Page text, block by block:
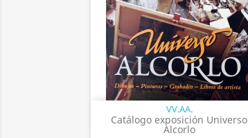
VV.AA.
Catálogo exposición Universo
Alcorlo
 Vista rápida